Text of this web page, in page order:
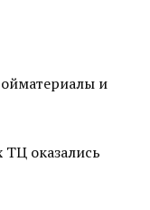
и
ТЦ оказались